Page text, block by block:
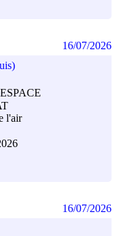
l'air
16/07/2026
16/07/2026